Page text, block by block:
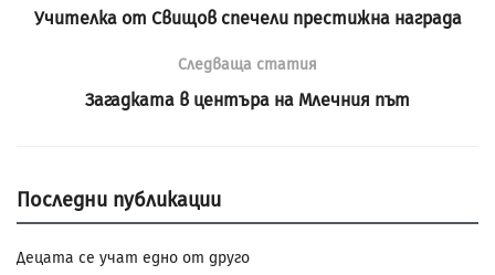
Учителка от Свищов спечели престижна награда
Следваща статия
Загадката в центъра на Млечния път
Последни публикации
Децата се учат едно от друго